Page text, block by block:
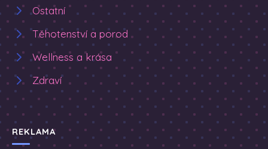
Ostatní
Těhotenství a porod
Wellness a krása
Zdraví
REKLAMA